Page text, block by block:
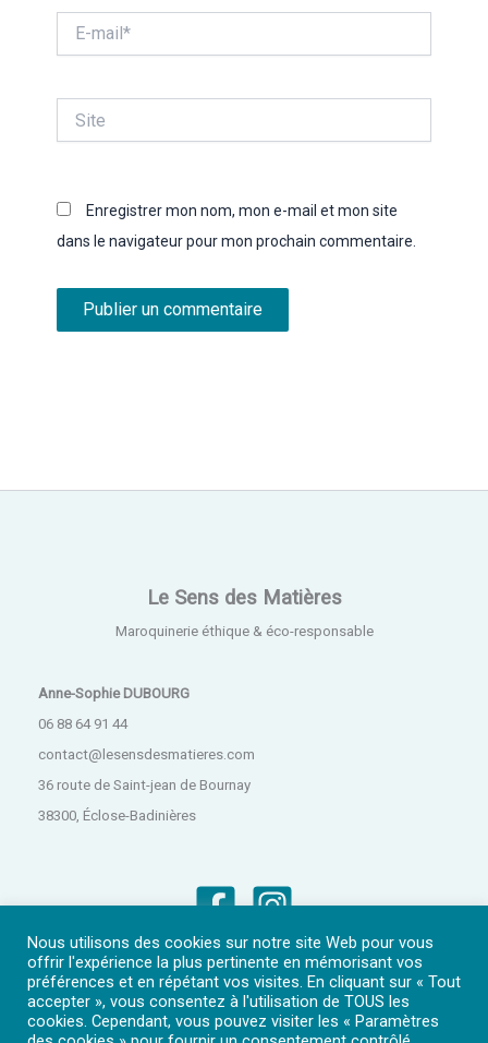
mail*
Enregistrer mon nom, mon e-mail et mon site
dans le navigateur pour mon prochain commentaire.
Le Sens des Matières
Maroquinerie éthique & éco-responsable
Anne-Sophie DUBOURG
06 88 64 91 44
contact@lesensdesmatieres.com
36 route de Saint-jean de Bournay
38300, Éclose-Badinières
Mentions légales •Gestion des cookies• CGV
Nous utilisons des cookies sur notre site Web pour vous
offrir l'expérience la plus pertinente en mémorisant vos
préférences et en répétant vos visites. En cliquant sur « Tout
accepter », vous consentez à l'utilisation de TOUS les
cookies. Cependant, vous pouvez visiter les « Paramètres